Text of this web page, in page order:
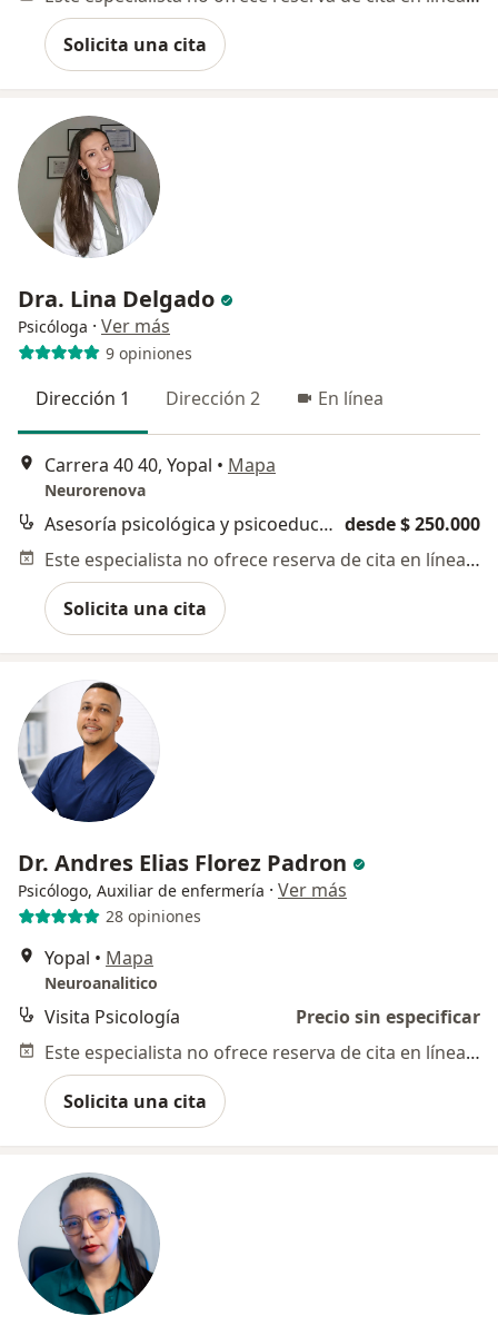
Solicita una cita
Dra. Lina Delgado
Psicóloga · Ver más
9 opiniones
Dirección 1 Dirección 2 En línea
Carrera 40 40, Yopal • Mapa
Neurorenova
Asesoría psicológica y psicoeducación desde $ 250.000
Este especialista no ofrece reserva de cita en línea en esta dirección.
Solicita una cita
Dr. Andres Elias Florez Padron
Psicólogo, Auxiliar de enfermería · Ver más
28 opiniones
Yopal • Mapa
Neuroanalitico
Visita Psicología
Precio sin especificar
Este especialista no ofrece reserva de cita en línea en esta dirección.
Solicita una cita